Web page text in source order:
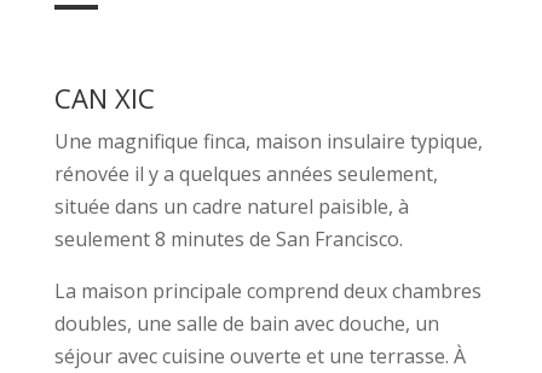
CAN XIC
Une magnifique finca, maison insulaire typique,
rénovée il y a quelques années seulement,
située dans un cadre naturel paisible, à
seulement 8 minutes de San Francisco.
La maison principale comprend deux chambres
doubles, une salle de bain avec douche, un
séjour avec cuisine ouverte et une terrasse. À